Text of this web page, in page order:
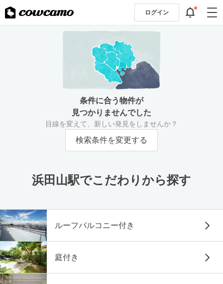
ログイン
条件に合う物件が
見つかりませんでした
目線を変えて、新しい発見をしませんか？
検索条件を変更する
浜田山駅でこだわりから探す
ルーフバルコニー付き
庭付き